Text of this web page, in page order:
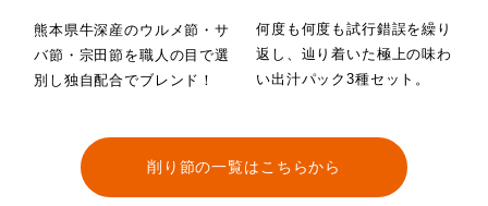
熊本県牛深産のウルメ節・サ
バ節・宗田節を職人の目で選
別し独自配合でブレンド！
何度も何度も試行錯誤を繰り
返し、辿り着いた極上の味わ
い出汁パック3種セット。
削り節の一覧はこちらから